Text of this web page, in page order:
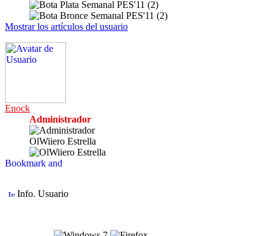
Mostrar los artículos del usuario
Enock
Administrador
OlWiiero Estrella
Info. Usuario